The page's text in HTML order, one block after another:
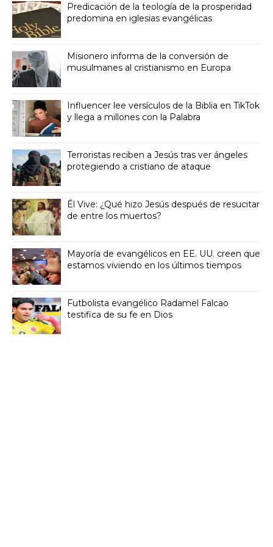
Predicación de la teología de la prosperidad
predomina en iglesias evangélicas
Misionero informa de la conversión de
musulmanes al cristianismo en Europa
Influencer lee versículos de la Biblia en TikTok
y llega a millones con la Palabra
Terroristas reciben a Jesús tras ver ángeles
protegiendo a cristiano de ataque
Él Vive: ¿Qué hizo Jesús después de resucitar
de entre los muertos?
Mayoría de evangélicos en EE. UU. creen que
estamos viviendo en los últimos tiempos
Futbolista evangélico Radamel Falcao
testifica de su fe en Dios